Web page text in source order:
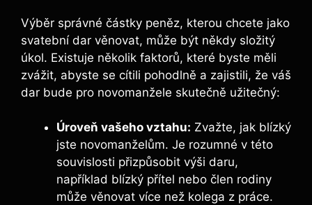
Výběr správné částky peněz, kterou chcete jako
svatební dar věnovat, může být někdy složitý
úkol. Existuje několik faktorů, které byste měli
zvážit, abyste se cítili pohodlně a zajistili, že váš
dar bude pro novomanžele skutečně užitečný:
Úroveň vašeho vztahu: Zvažte, jak blízký
jste novomanželům. Je rozumné v této
souvislosti přizpůsobit výši daru,
například blízký přítel nebo člen rodiny
může věnovat více než kolega z práce.